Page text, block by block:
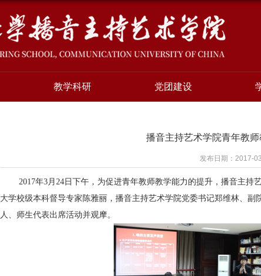
教学科研 党团建设
播音主持艺术学院青年教
发布日期：2017-
2017年3月 24 日下午，为促进青年教师教学能力的提升，播音主持
大学校级本科督导专家陈雅丽，播音主持艺术学院党委书记郑维林、
人、师生代表出席活动并观摩。